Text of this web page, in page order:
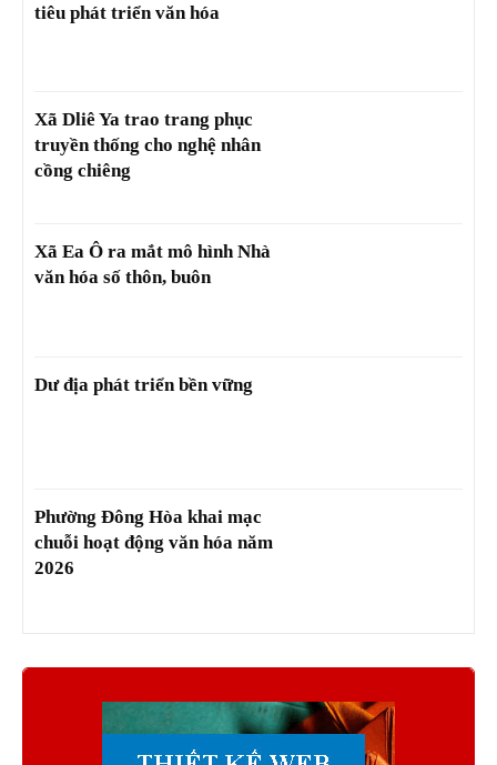
tiêu phát triển văn hóa
Xã Dliê Ya trao trang phục
truyền thống cho nghệ nhân
cồng chiêng
Xã Ea Ô ra mắt mô hình Nhà
văn hóa số thôn, buôn
Dư địa phát triển bền vững
Phường Đông Hòa khai mạc
chuỗi hoạt động văn hóa năm
2026